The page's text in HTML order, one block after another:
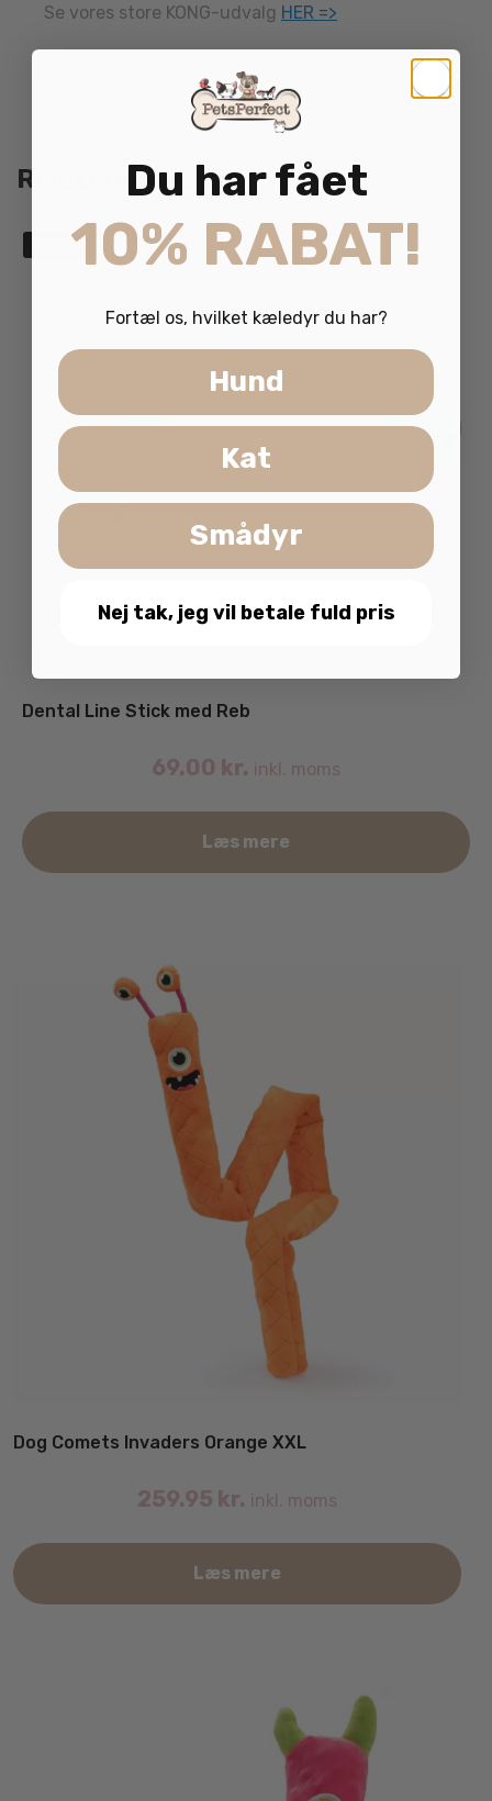
Se vores store KONG-udvalg HER =>
Relaterede varer
Udsolgt
Dental Line Stick med Reb
69.00 kr. inkl. moms
Læs mere
Dog Comets Invaders Orange XXL
259.95 kr. inkl. moms
Læs mere
Du har fået
10% RABAT!
Fortæl os, hvilket kæledyr du har?
Hund
Kat
Smådyr
Nej tak, jeg vil betale fuld pris